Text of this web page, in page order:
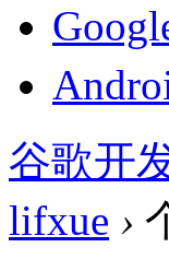
谷歌开
lifxue ›